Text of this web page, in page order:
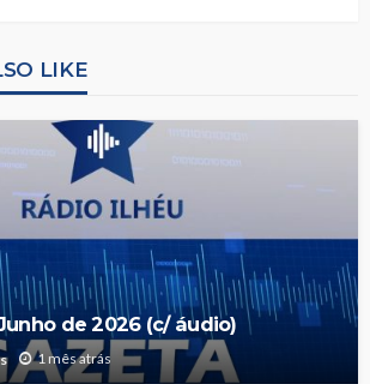
LIKE
de 2026 (c/ áudio)
1 mês atrás